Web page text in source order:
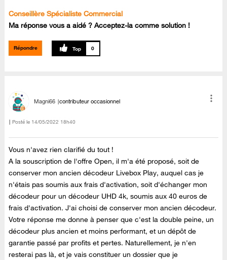
Conseillère Spécialiste Commercial
Ma réponse vous a aidé ? Acceptez-la comme solution !
Répondre 0
Magni66 contributeur occasionnel
Posté le ‎14/05/2022 18h40
Vous n'avez rien clarifié du tout !
A la souscription de l'offre Open, il m'a été proposé, soit de
conserver mon ancien décodeur Livebox Play, auquel cas je
n'étais pas soumis aux frais d'activation, soit d'échanger mon
décodeur pour un décodeur UHD 4k, soumis aux 40 euros de
frais d'activation. J'ai choisi de conserver mon ancien décodeur.
Votre réponse me donne à penser que c'est la double peine, un
décodeur plus ancien et moins performant, et un dépôt de
garantie passé par profits et pertes. Naturellement, je n'en
resterai pas là, et je vais constituer un dossier que je